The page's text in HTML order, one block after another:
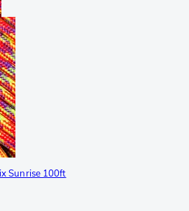
Sunrise 100ft